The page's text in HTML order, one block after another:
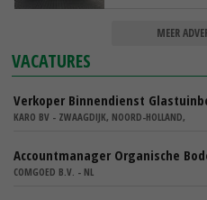
MEER
VACATURES
Verkoper Binnendienst
KARO BV - ZWAAGDIJK, NOORD-HOLLAND,
Accountmanager Organische
COMGOED B.V. - NL